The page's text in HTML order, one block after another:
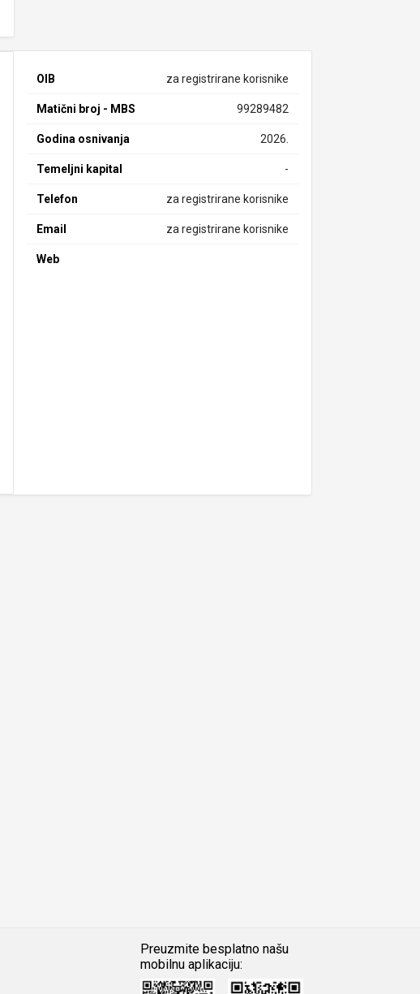
OIB za registrirane korisnike
Matični broj - MBS 99289482
Godina osnivanja 2026.
Temeljni kapital -
Telefon za registrirane korisnike
Email za registrirane korisnike
Web
Preuzmite besplatno našu
mobilnu aplikaciju:
Android iOS